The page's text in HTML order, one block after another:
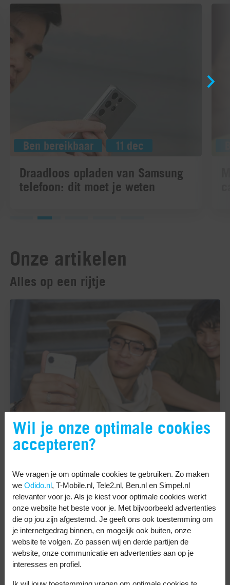
Ben bereikbaar 11 dec
Draadloos opladen van Samsung
telefoon: dit moet je weten
Onze artikelen
Alles op een rijtje
Ben geholpen 12 jul
Batterij van telefoon snel leeg? Niet
met deze tips!
Eerste telefoon voor je
kind: waar moet je op
Wil je onze optimale cookies
accepteren?
We vragen je om optimale cookies te gebruiken. Zo maken
we Odido.nl, T-Mobile.nl, Tele2.nl, Ben.nl en Simpel.nl
relevanter voor je. Als je kiest voor optimale cookies werkt
onze website het beste voor je. Met bijvoorbeeld advertenties
die op jou zijn afgestemd. Je geeft ons ook toestemming om
je internetgedrag binnen, en mogelijk ook buiten, onze
website te volgen. Zo passen wij en derde partijen de
website, onze communicatie en advertenties aan op je
interesses en profiel.